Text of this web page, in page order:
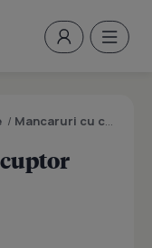
/ Mancaruri cu carne